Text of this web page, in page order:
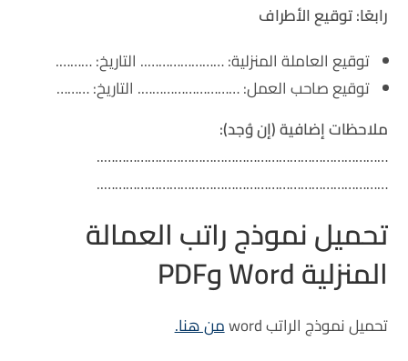
رابعًا: توقيع الأطراف
توقيع العاملة المنزلية: ………………….. التاريخ: ……….
توقيع صاحب العمل: ………………………. التاريخ: ………
ملاحظات إضافية (إن وُجد):
……………………………………………………………………..
……………………………………………………………………..
تحميل نموذج راتب العمالة
المنزلية Word وPDF
تحميل نموذج الراتب word
من هنا.